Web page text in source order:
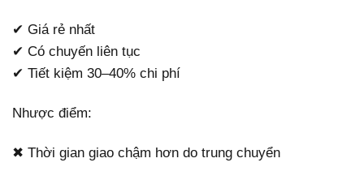
✔ Giá rẻ nhất
✔ Có chuyến liên tục
✔ Tiết kiệm 30–40% chi phí
Nhược điểm:
✖ Thời gian giao chậm hơn do trung chuyển